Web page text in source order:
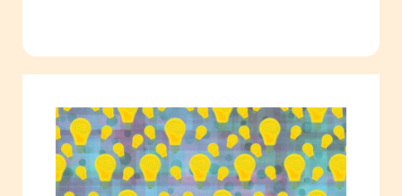
quotidiane
Pubblicità
Percorsi di vita